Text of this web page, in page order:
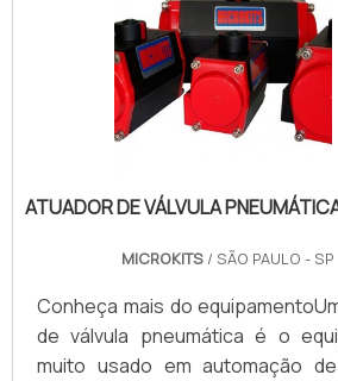
com corpo, tampa e discos de
feitos em bronze, a haste,
ATUADOR DE VÁLVULA
MICROKITS/ SÃO PAULO - SP
Conheça mais do
de válvula pneumática é o
muito usado em automação